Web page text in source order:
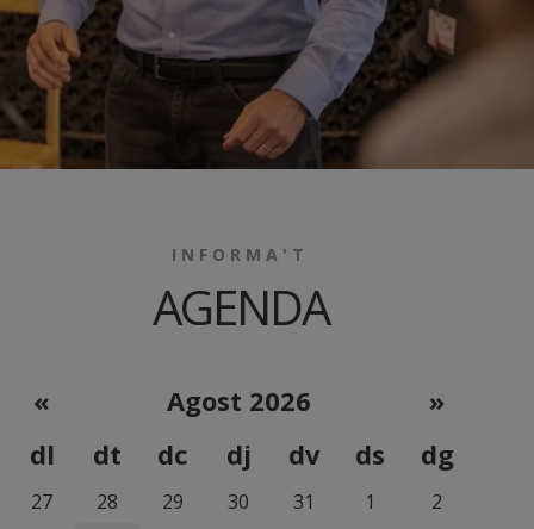
INFORMA'T
AGENDA
« Agost 2026
»
dl
dt dc dj dv ds dg
27 28 29 30 31 1
2